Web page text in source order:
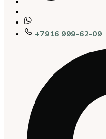
+7916 999-62-09